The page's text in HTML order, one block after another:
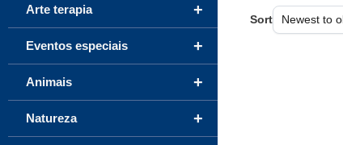
Sort
+
Arte terapia
+
Eventos especiais
+
Animais
+
Natureza